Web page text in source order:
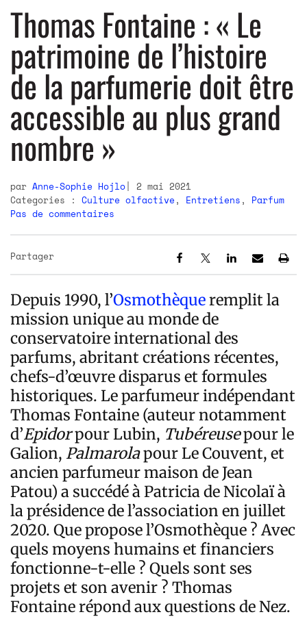
Thomas Fontaine : « Le
patrimoine de l’histoire
de la parfumerie doit être
accessible au plus grand
nombre »
par Anne-Sophie Hojlo
2 mai 2021
Categories : Culture olfactive , Entretiens , Parfum
Pas de commentaires
Partager
Depuis 1990, l’Osmothèqueremplit la
mission unique au monde de
conservatoire international des
parfums, abritant créations récentes,
chefs-d’œuvre disparus et formules
historiques. Le parfumeur indépendant
Thomas Fontaine (auteur notamment
d’Epidorpour Lubin, Tubéreusepour le
Galion, Palmarolapour Le Couvent, et
ancien parfumeur maison de Jean
Patou) a succédé à Patricia de Nicolaï à
la présidence de l’association en juillet
2020. Que propose l’Osmothèque ? Avec
quels moyens humains et financiers
fonctionne-t-elle ? Quels sont ses
projets et son avenir ? Thomas
Fontaine répond aux questions de Nez.